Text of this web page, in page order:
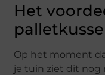
Het
Op het moment
je tuin ziet dit